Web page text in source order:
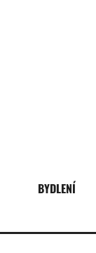
BYDLENÍ